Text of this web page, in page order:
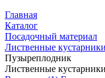
Главная
Каталог
Посадочный материал
Лиственные кустарники
Пузыреплодник
Лиственные кустарники